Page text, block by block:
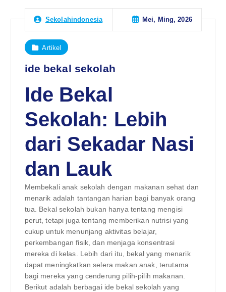
Sekolahindonesia Mei, Ming, 2026
Artikel
ide bekal sekolah
Ide Bekal
Sekolah: Lebih
dari Sekadar Nasi
dan Lauk
Membekali anak sekolah dengan makanan sehat dan
menarik adalah tantangan harian bagi banyak orang
tua. Bekal sekolah bukan hanya tentang mengisi
perut, tetapi juga tentang memberikan nutrisi yang
cukup untuk menunjang aktivitas belajar,
perkembangan fisik, dan menjaga konsentrasi
mereka di kelas. Lebih dari itu, bekal yang menarik
dapat meningkatkan selera makan anak, terutama
bagi mereka yang cenderung pilih-pilih makanan.
Berikut adalah berbagai ide bekal sekolah yang